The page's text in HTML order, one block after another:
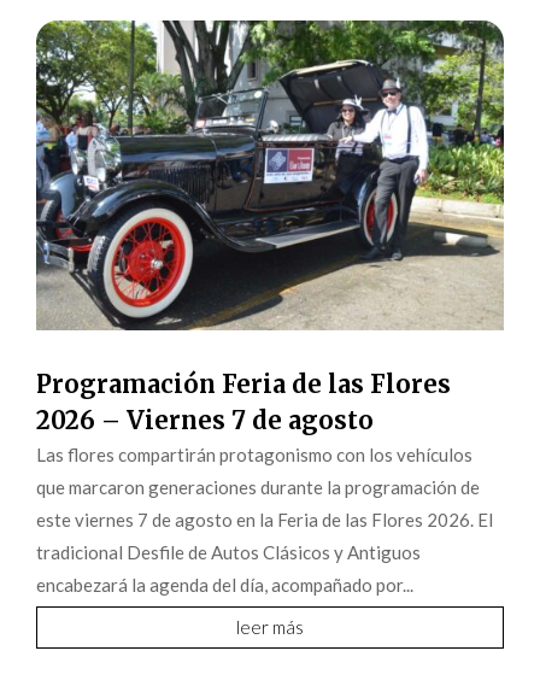
Programación Feria de las Flores
2026 – Viernes 7 de agosto
Las flores compartirán protagonismo con los vehículos
que marcaron generaciones durante la programación de
este viernes 7 de agosto en la Feria de las Flores 2026. El
tradicional Desfile de Autos Clásicos y Antiguos
encabezará la agenda del día, acompañado por...
leer más